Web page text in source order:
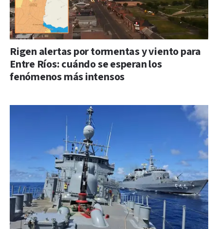
Rigen alertas por tormentas y viento para
Entre Ríos: cuándo se esperan los
fenómenos más intensos